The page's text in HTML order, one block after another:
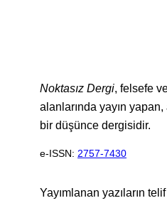
Noktasız Dergi, felsefe
alanlarında yayın yapan,
bir düşünce dergisidir.
e-ISSN: 2757-7430
Yayımlanan yazıların